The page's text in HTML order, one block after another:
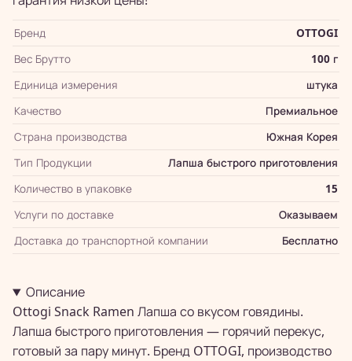
Бренд
OTTOGI
Вес Брутто
100 г
Единица измерения
штука
Качество
Премиальное
Страна производства
Южная Корея
Тип Продукции
Лапша быстрого приготовления
Количество в упаковке
15
Услуги по доставке
Оказываем
Доставка до транспортной компании
Бесплатно
Описание
Ottogi Snack Ramen Лапша со вкусом говядины.
Лапша быстрого приготовления — горячий перекус,
готовый за пару минут. Бренд OTTOGI, производство